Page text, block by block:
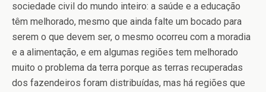
sociedade civil do mundo inteiro: a saúde e a educação
têm melhorado, mesmo que ainda falte um bocado para
serem o que devem ser, o mesmo ocorreu com a moradia
e a alimentação, e em algumas regiões tem melhorado
muito o problema da terra porque as terras recuperadas
dos fazendeiros foram distribuídas, mas há regiões que